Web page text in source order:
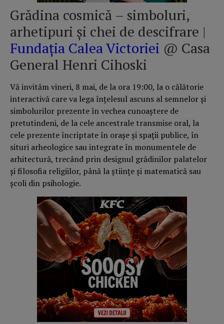
Grădina cosmică – simboluri,
arhetipuri şi chei de descifrare |
Fundația Calea Victoriei @ Casa
General Henri Cihoski
Vă invităm vineri, 8 mai, de la ora 19:00, la o călătorie
interactivă care va lega înţelesul ascuns al semnelor şi
simbolurilor prezente în vechea cunoaştere de
pretutindeni, de la cele ancestrale transmise oral, la
cele prezente încriptate în oraşe şi spaţii publice, în
situri arheologice sau integrate în monumentele de
arhitectură, trecând prin designul grădinilor palatelor
şi filosofia religiilor, până la ştiinţe şi matematică sau
şcoli din psihologie.